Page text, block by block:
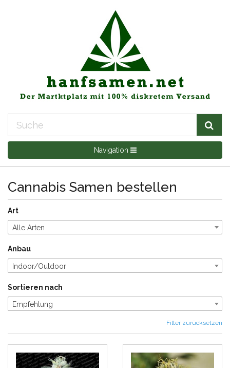
Navigation
Cannabis Samen bestellen
Art
Alle Arten
Anbau
Indoor/Outdoor
Sortieren nach
Empfehlung
Filter zurücksetzen